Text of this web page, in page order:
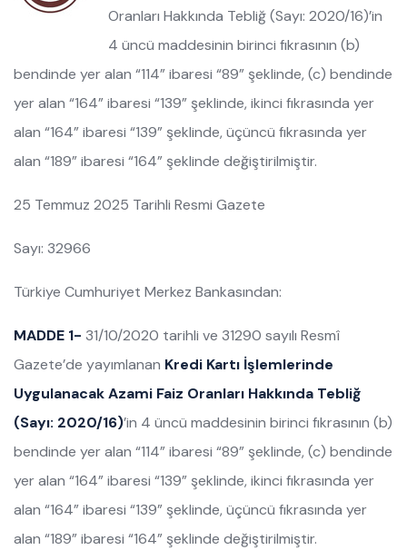
Oranları Hakkında Tebliğ (Sayı: 2020/16)’in
4 üncü maddesinin birinci fıkrasının (b)
bendinde yer alan “114” ibaresi “89” şeklinde, (c) bendinde
yer alan “164” ibaresi “139” şeklinde, ikinci fıkrasında yer
alan “164” ibaresi “139” şeklinde, üçüncü fıkrasında yer
alan “189” ibaresi “164” şeklinde değiştirilmiştir.
25 Temmuz 2025 Tarihli Resmi Gazete
Sayı: 32966
Türkiye Cumhuriyet Merkez Bankasından:
MADDE 1- 31/10/2020 tarihli ve 31290 sayılı Resmî
Gazete’de yayımlanan Kredi Kartı İşlemlerinde
Uygulanacak Azami Faiz Oranları Hakkında Tebliğ
(Sayı: 2020/16)’in 4 üncü maddesinin birinci fıkrasının (b)
bendinde yer alan “114” ibaresi “89” şeklinde, (c) bendinde
yer alan “164” ibaresi “139” şeklinde, ikinci fıkrasında yer
alan “164” ibaresi “139” şeklinde, üçüncü fıkrasında yer
alan “189” ibaresi “164” şeklinde değiştirilmiştir.